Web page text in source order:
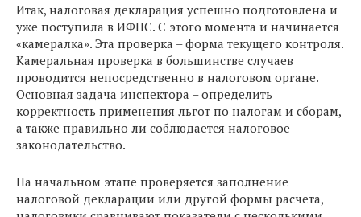
Итак, налоговая декларация успешно подготовлена и
уже поступила в ИФНС. С этого момента и начинается
«камералка». Эта проверка – форма текущего контроля.
Камеральная проверка в большинстве случаев
проводится непосредственно в налоговом органе.
Основная задача инспектора – определить
корректность применения льгот по налогам и сборам,
а также правильно ли соблюдается налоговое
законодательство.
На начальном этапе проверяется заполнение
налоговой декларации или другой формы расчета,